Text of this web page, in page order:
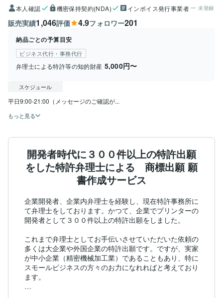
本人確認 機密保持契約(NDA) インボイス発行事業者 未登録
販売実績1,046評価 4.9フォロワー201
納品ごとの予算目安
ビジネス代行・事務代行
弁理士による特許等の知的財産 5,000円〜
スケジュール
平日9:00-21:00（メッセージのご確認が...
もっと見る
開発者時代に３００件以上の特許出願
をした特許弁理士による 商標出願 願
書作成サービス
企業開発者、企業内弁理士を経験し、現在特許事務所に
て弁理士をしております。かつて、企業でプリンターの
開発者として３００件以上の特許出願をしました。
これまで弁理士としてお手伝いさせていただいた依頼の
多くは大企業や外国企業の特許出願です。ですが、実家
が中小企業（精密機械加工業）であることもあり、特に
スモールビジネスの方々のお力になれればと考えており
ます。